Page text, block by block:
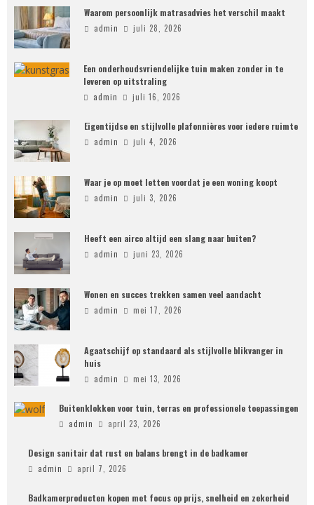
Waarom persoonlijk matrasadvies het verschil maakt
admin juli 28, 2026
Een onderhoudsvriendelijke tuin maken zonder in te
leveren op uitstraling
admin juli 16, 2026
Eigentijdse en stijlvolle plafonnières voor iedere ruimte
admin juli 4, 2026
Waar je op moet letten voordat je een woning koopt
admin juli 3, 2026
Heeft een airco altijd een slang naar buiten?
admin juni 23, 2026
Wonen en succes trekken samen veel aandacht
admin mei 17, 2026
Agaatschijf op standaard als stijlvolle blikvanger in
huis
admin mei 13, 2026
Buitenklokken voor tuin, terras en professionele toepassingen
admin april 23, 2026
Design sanitair dat rust en balans brengt in de badkamer
admin april 7, 2026
Badkamerproducten kopen met focus op prijs, snelheid en zekerheid